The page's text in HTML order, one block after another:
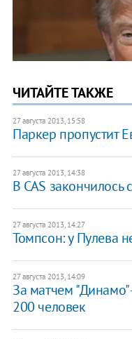
ЧИТАЙТЕ ТАКЖЕ
27 августа 2013, 15:58
Паркер пропустит
27 августа 2013, 14:38
В CAS
27 августа 2013, 14:27
Томпсон: у Пулева
27 августа 2013, 14:09
За матчем "Динамо"
200 человек